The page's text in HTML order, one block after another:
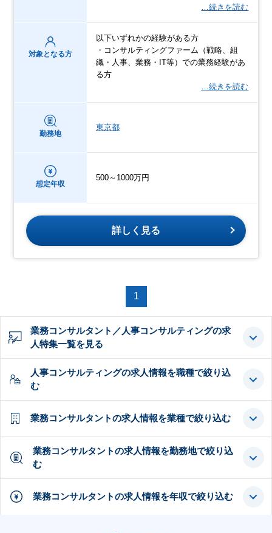
…続きを読む
対象となる方
以下いずれかの経験がある⽅
・コンサルティングファーム（戦略、組
織・⼈事、業務・IT等）での業務経験があ
る⽅
…続きを読む
勤務地
東京都
想定年収
500～1000万円
詳しく見る
1
業務コンサルタント／人事コンサルティングの求
人特集一覧を見る
人事コンサルティングの求人情報を職種で絞り込
む
業務コンサルタントの求人情報を業種で絞り込む
業務コンサルタントの求人情報を勤務地で絞り込
む
業務コンサルタントの求人情報を年収で絞り込む